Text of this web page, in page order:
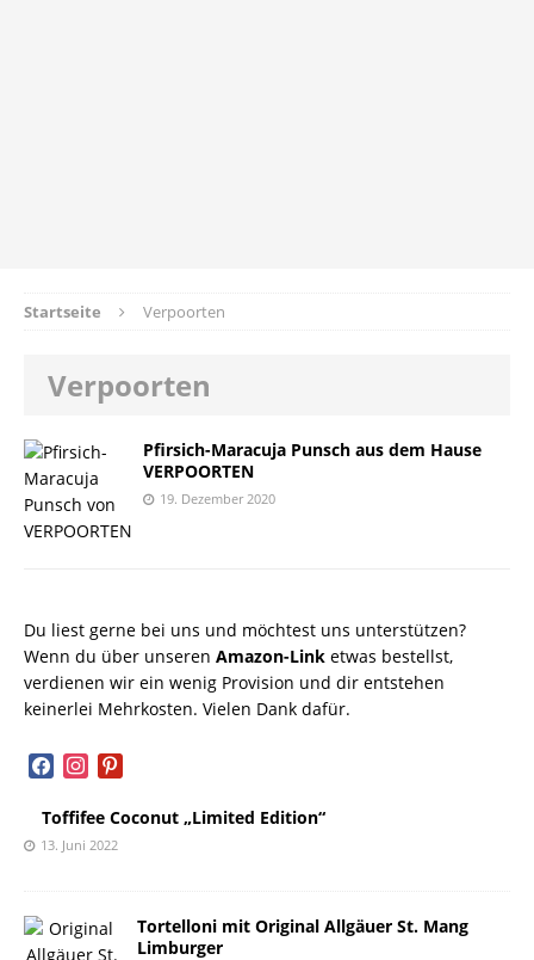
Startseite Verpoorten
Verpoorten
Pfirsich-Maracuja Punsch aus dem Hause
VERPOORTEN
19. Dezember 2020
Du liest gerne bei uns und möchtest uns unterstützen?
Wenn du über unseren Amazon-Link etwas bestellst,
verdienen wir ein wenig Provision und dir entstehen
keinerlei Mehrkosten. Vielen Dank dafür.
facebookinstagram
pinterest
Toffifee Coconut „Limited Edition“
13. Juni 2022
Tortelloni mit Original Allgäuer St. Mang
Limburger